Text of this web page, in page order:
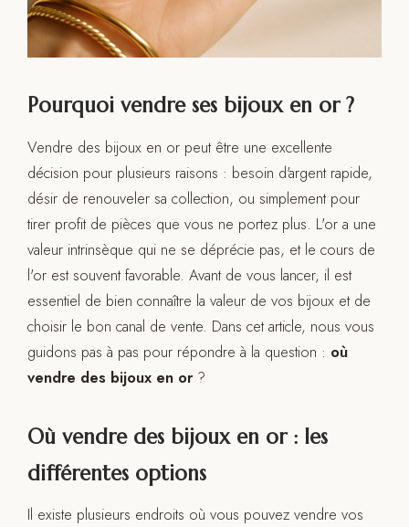
Pourquoi vendre ses bijoux en or ?
Vendre des bijoux en or peut être une excellente
décision pour plusieurs raisons : besoin d'argent rapide,
désir de renouveler sa collection, ou simplement pour
tirer profit de pièces que vous ne portez plus. L'or a une
valeur intrinsèque qui ne se déprécie pas, et le cours de
l'or est souvent favorable. Avant de vous lancer, il est
essentiel de bien connaître la valeur de vos bijoux et de
choisir le bon canal de vente. Dans cet article, nous vous
guidons pas à pas pour répondre à la question : où
vendre des bijoux en or?
Où vendre des bijoux en or : les
différentes options
Il existe plusieurs endroits où vous pouvez vendre vos